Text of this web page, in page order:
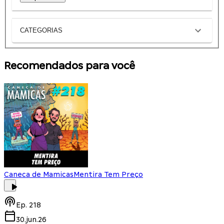
CATEGORIAS
Recomendados para você
Caneca de MamicasMentira Tem Preço
Ep. 218
30.jun.26